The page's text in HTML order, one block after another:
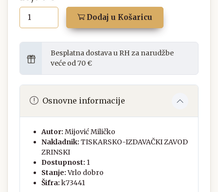
Dodaj u Košaricu
Besplatna dostava u RH za narudžbe
veće od 70 €
Osnovne informacije
Autor: Mijović Miličko
Nakladnik: TISKARSKO-IZDAVAČKI ZAVOD
ZRINSKI
Dostupnost: 1
Stanje:Vrlo dobro
Šifra: k73441